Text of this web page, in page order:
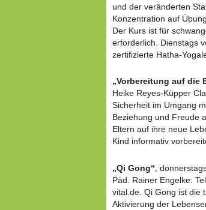
und der veränderten
Konzentration auf
Der Kurs ist für
erforderlich. Dienstags
zertifizierte Hatha-
„Vorbereitung auf die
Heike Reyes-Küpper
Sicherheit im Umgang
Beziehung und Freude
Eltern auf ihre neue
Kind informativ
„Qi Gong“ ,
Päd. Rainer Engelke:
vital.de. Qi Gong ist die
Aktivierung der